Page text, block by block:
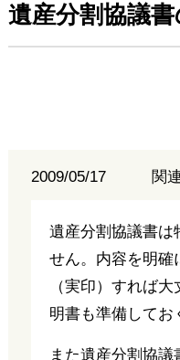
遺産分割協議
2009/05/17 関
遺産分割協議書は
せん。内容を明確
（実印）すれば
明書も準備してお
また遺産分割協